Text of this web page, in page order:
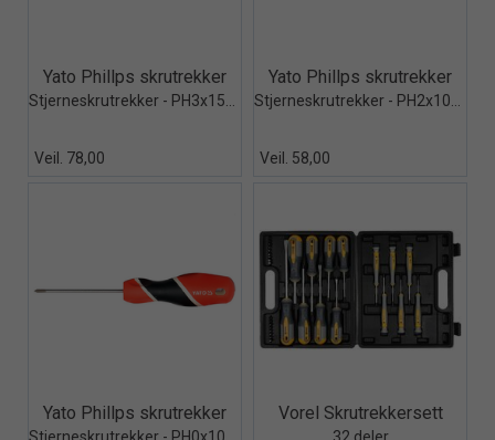
Quick View+
Yato Phillps skrutrekker
Veil. 78,00
Quick View+
Yato Phillps skrutrekker
Veil. 58,00
Quick View+
Yato Phillps skrutrekker Quick View+
Vorel Skrutrekkersett